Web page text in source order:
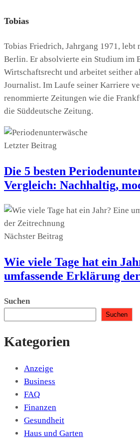
Tobias
Tobias Friedrich, Jahrgang 1971, lebt
Berlin. Er absolvierte ein Studium im
Wirtschaftsrecht und arbeitet seither
Journalist. Im Laufe seiner Karriere
renommierte Zeitungen wie die
die Süddeutsche Zeitung.
Letzter Beitrag
Die 5 besten
Vergleich: Nachhaltig,
Nächster Beitrag
Wie viele Tage hat ein
umfassende Erklärung
Suchen
Suchen
Kategorien
Anzeige
Business
FAQ
Finanzen
Gesundheit
Haus und Garten